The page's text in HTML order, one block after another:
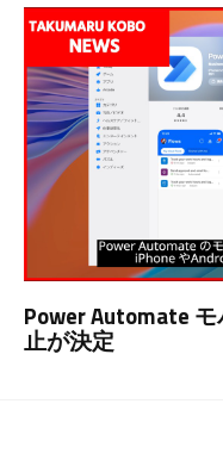
Power Automate
止が決定